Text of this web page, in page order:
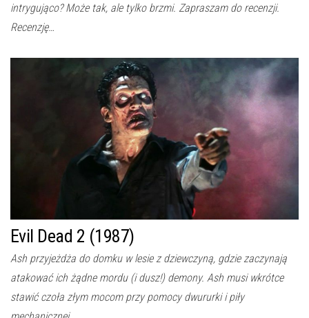
intrygująco? Może tak, ale tylko brzmi. Zapraszam do recenzji.
Recenzję…
Evil Dead 2 (1987)
Ash przyjeżdża do domku w lesie z dziewczyną, gdzie zaczynają
atakować ich żądne mordu (i dusz!) demony. Ash musi wkrótce
stawić czoła złym mocom przy pomocy dwururki i piły